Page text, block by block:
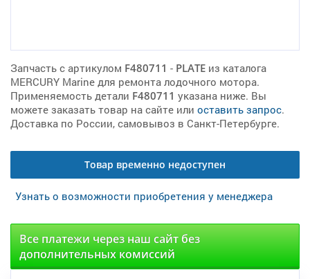
Запчасть с артикулом F480711 - PLATE из каталога
MERCURY Marine для ремонта лодочного мотора.
Применяемость детали F480711 указана ниже. Вы
можете заказать товар на сайте или оставить запрос.
Доставка по России, самовывоз в Санкт-Петербурге.
Товар временно недоступен
Узнать о возможности приобретения у менеджера
Все платежи через наш сайт без
дополнительных комиссий